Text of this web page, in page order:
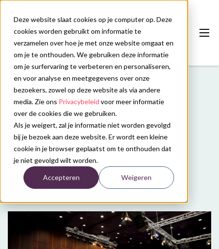
Deze website slaat cookies op je computer op. Deze
cookies worden gebruikt om informatie te
verzamelen over hoe je met onze website omgaat en
om je te onthouden. We gebruiken deze informatie
om je surfervaring te verbeteren en personaliseren,
en voor analyse en meetgegevens over onze
bezoekers, zowel op deze website als via andere
media. Zie ons Privacybeleid voor meer informatie
over de cookies die we gebruiken.
Als je weigert, zal je informatie niet worden gevolgd
bij je bezoek aan deze website. Er wordt een kleine
cookie in je browser geplaatst om te onthouden dat
je niet gevolgd wilt worden.
Accepteren Weigeren
Onze diensten
Congreskalender
Nieuws
Over ons
Contact
Plan uw congres
Waarom medische
congressen vragen om
professionele organisatie
Nieuws